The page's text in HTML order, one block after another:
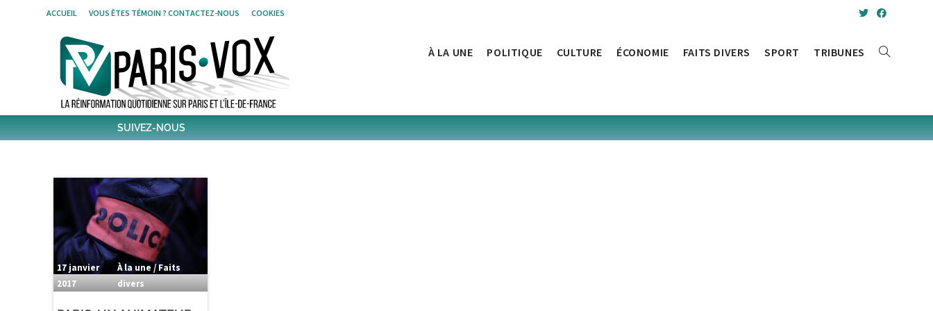
ACCUEIL VOUS ÊTES TÉMOIN ? CONTACTEZ-NOUS COOKIES
À LA UNE POLITIQUE CULTURE ÉCONOMIE FAITS DIVERS SPORT TRIBUNES TOGGLE
SUIVEZ-NOUS
Post
6,486
17 janvier
2017
À la une / Faits
divers